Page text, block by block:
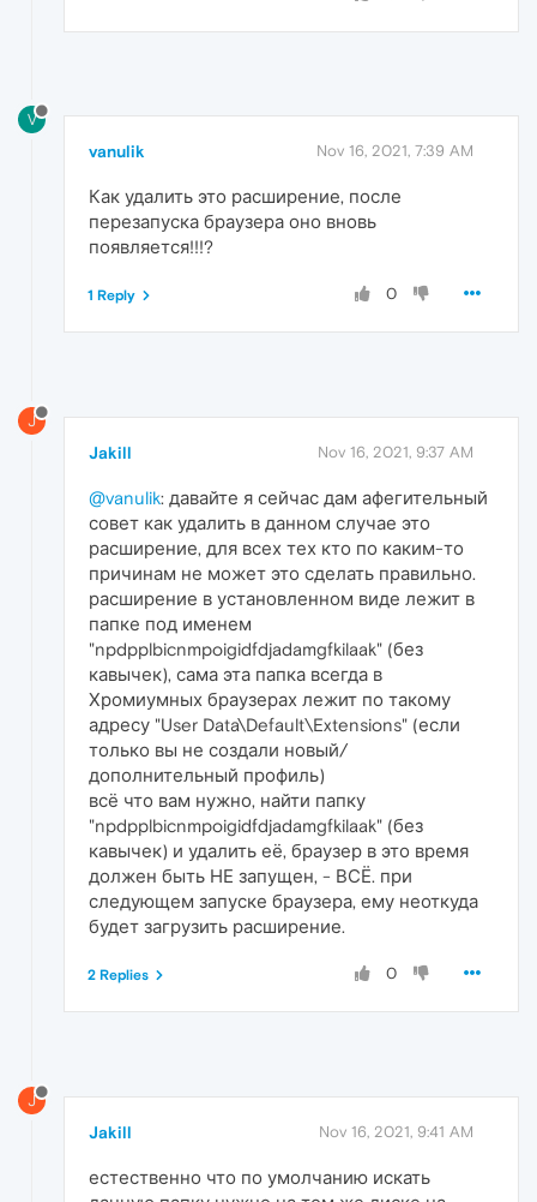
V
vanulik Nov 16, 2021, 7:39 AM
Как удалить это расширение, после
перезапуска браузера оно вновь
появляется!!!?
0
1 Reply
J
Jakill Nov 16, 2021, 9:37 AM
@vanulik: давайте я сейчас дам афегительный
совет как удалить в данном случае это
расширение, для всех тех кто по каким-то
причинам не может это сделать правильно.
расширение в установленном виде лежит в
папке под именем
"npdpplbicnmpoigidfdjadamgfkilaak" (без
кавычек), сама эта папка всегда в
Хромиумных браузерах лежит по такому
адресу "User Data\Default\Extensions" (если
только вы не создали новый/
дополнительный профиль)
всё что вам нужно, найти папку
"npdpplbicnmpoigidfdjadamgfkilaak" (без
кавычек) и удалить её, браузер в это время
должен быть НЕ запущен, - ВСЁ. при
следующем запуске браузера, ему неоткуда
будет загрузить расширение.
0
2 Replies
J
Jakill Nov 16, 2021, 9:41 AM
естественно что по умолчанию искать